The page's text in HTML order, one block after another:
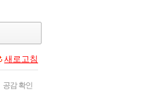
새로고침
공감 확인